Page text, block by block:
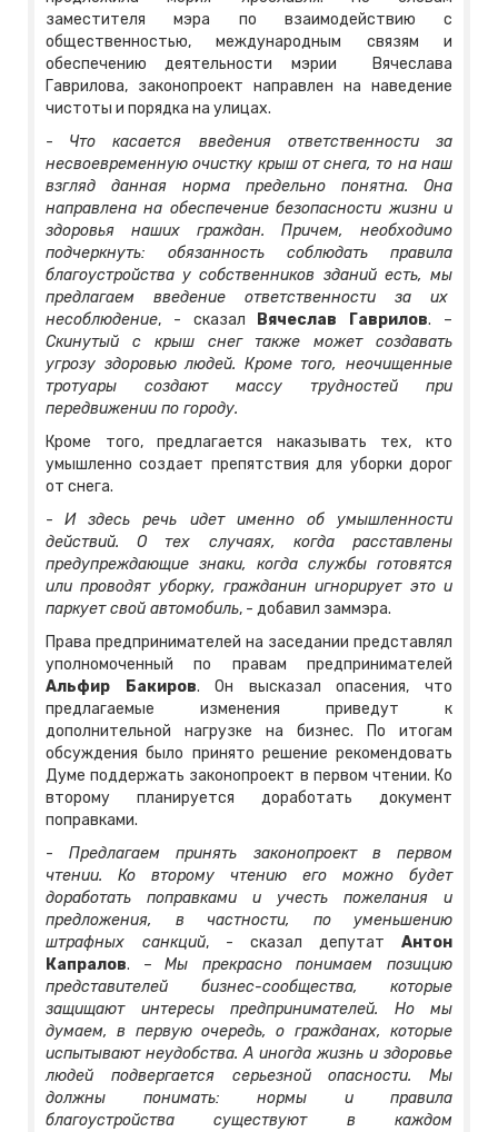
заместителя мэра по взаимодействию с
общественностью, международным связям и
обеспечению деятельности мэрии Вячеслава
Гаврилова, законопроект направлен на наведение
чистоты и порядка на улицах.
- Что касается введения ответственности за
несвоевременную очистку крыш от снега, то на наш
взгляд данная норма предельно понятна. Она
направлена на обеспечение безопасности жизни и
здоровья наших граждан. Причем, необходимо
подчеркнуть: обязанность соблюдать правила
благоустройства у собственников зданий есть, мы
предлагаем введение ответственности за их
несоблюдение, - сказал Вячеслав Гаврилов. –
Скинутый с крыш снег также может создавать
угрозу здоровью людей. Кроме того, неочищенные
тротуары создают массу трудностей при
передвижении по городу.
Кроме того, предлагается наказывать тех, кто
умышленно создает препятствия для уборки дорог
от снега.
-И здесь речь идет именно об умышленности
действий. О тех случаях, когда расставлены
предупреждающие знаки, когда службы готовятся
или проводят уборку, гражданин игнорирует это и
паркует свой автомобиль, - добавил заммэра.
Права предпринимателей на заседании представлял
уполномоченный по правам предпринимателей
Альфир Бакиров. Он высказал опасения, что
предлагаемые изменения приведут к
дополнительной нагрузке на бизнес. По итогам
обсуждения было принято решение рекомендовать
Думе поддержать законопроект в первом чтении. Ко
второму планируется доработать документ
поправками.
- Предлагаем принять законопроект в первом
чтении. Ко второму чтению его можно будет
доработать поправками и учесть пожелания и
предложения, в частности, по уменьшению
штрафных санкций, - сказал депутат Антон
Капралов. –Мы прекрасно понимаем позицию
представителей бизнес-сообщества, которые
защищают интересы предпринимателей. Но мы
думаем, в первую очередь, о гражданах, которые
испытывают неудобства. А иногда жизнь и здоровье
людей подвергается серьезной опасности. Мы
должны понимать: нормы и правила
благоустройства существуют в каждом